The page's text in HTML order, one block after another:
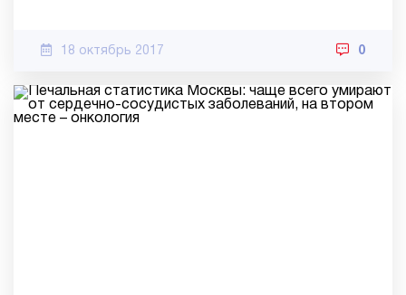
18 октябрь 2017 0